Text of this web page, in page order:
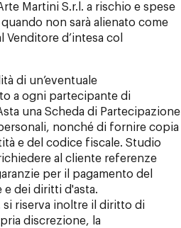
Martini S.r.l. a rischio e spese
non sarà alienato come
d’intesa col
di un’eventuale
a ogni partecipante di
una Scheda di Partecipazione
nonché di fornire copia
e del codice fiscale. Studio
al cliente referenze
per il pagamento del
dei diritti d'asta.
si riserva inoltre il diritto di
discrezione, la